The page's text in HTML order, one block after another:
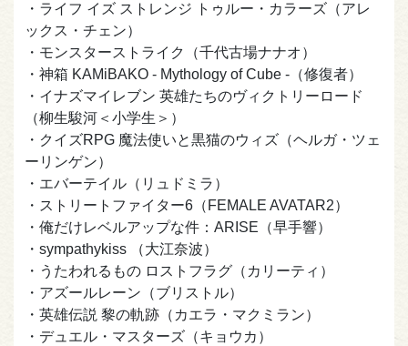
・ライフ イズ ストレンジ トゥルー・カラーズ（アレ
ックス・チェン）
・モンスターストライク（千代古場ナナオ）
・神箱 KAMiBAKO - Mythology of Cube -（修復者）
・イナズマイレブン 英雄たちのヴィクトリーロード
（柳生駿河＜小学生＞）
・クイズRPG 魔法使いと黒猫のウィズ（ヘルガ・ツェ
ーリンゲン）
・エバーテイル（リュドミラ）
・ストリートファイター6（FEMALE AVATAR2）
・俺だけレベルアップな件：ARISE（早手響）
・sympathykiss （大江奈波）
・うたわれるもの ロストフラグ（カリーティ）
・アズールレーン（ブリストル）
・英雄伝説 黎の軌跡（カエラ・マクミラン）
・デュエル・マスターズ（キョウカ）